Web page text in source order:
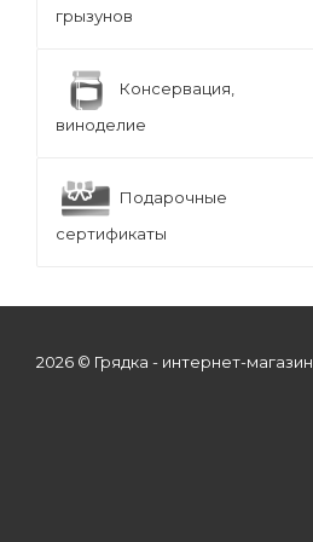
грызунов
Консервация,
виноделие
Подарочные
сертификаты
2026 © Грядка - интернет-магазин